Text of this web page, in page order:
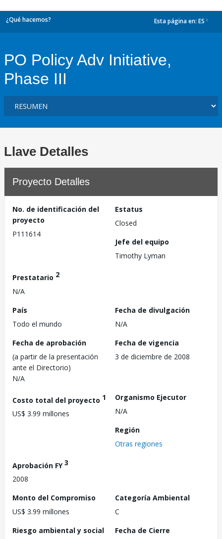
¿Qué hacemos? Esta página en: ES
PO Policy Adv Initiative,
Phase III
Llave Detalles
Proyecto Detalles
No. de identificación del
proyecto
P111614
Estatus
Closed
Jefe del equipo
Timothy Lyman
Prestatario 2
N/A
País
Todo el mundo
Fecha de divulgación
N/A
Fecha de aprobación
(a partir de la presentación
ante el Directorio)
N/A
Fecha de vigencia
3 de diciembre de 2008
Costo total del proyecto 1
US$ 3.99 millones
Organismo Ejecutor
N/A
Región
Otras regiones
Aprobación FY3
2008
Monto del Compromiso
US$ 3.99 millones
Categoría Ambiental
C
Riesgo ambiental y social
Fecha de Cierre